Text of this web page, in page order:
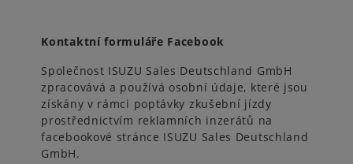
Kontaktní formuláře Facebook
Společnost ISUZU Sales Deutschland GmbH
zpracovává a používá osobní údaje, které jsou
získány v rámci poptávky zkušební jízdy
prostřednictvím reklamních inzerátů na
facebookové stránce ISUZU Sales Deutschland
GmbH.